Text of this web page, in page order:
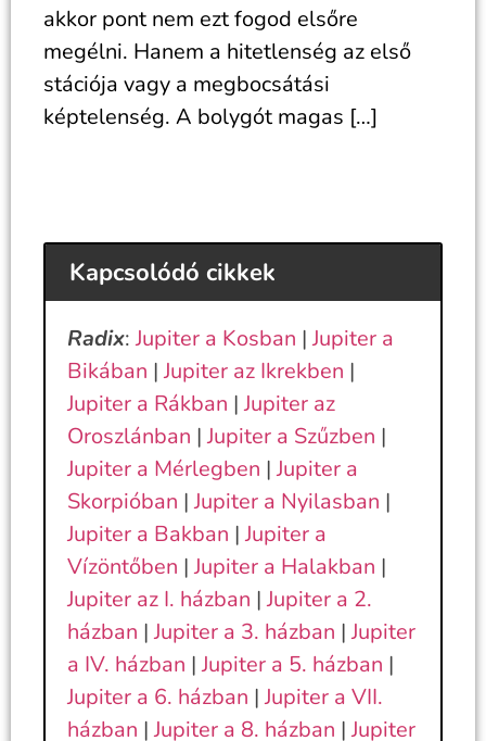
akkor pont nem ezt fogod elsőre
megélni. Hanem a hitetlenség az első
stációja vagy a megbocsátási
képtelenség. A bolygót magas […]
Kapcsolódó cikkek
Radix:Jupiter a Kosban |Jupiter a
Bikában |Jupiter az Ikrekben |
Jupiter a Rákban |Jupiter az
Oroszlánban |Jupiter a Szűzben |
Jupiter a Mérlegben |Jupiter a
Skorpióban |Jupiter a Nyilasban |
Jupiter a Bakban |Jupiter a
Vízöntőben |Jupiter a Halakban |
Jupiter az I. házban |Jupiter a 2.
házban |Jupiter a 3. házban |Jupiter
a IV. házban |Jupiter a 5. házban |
Jupiter a 6. házban |Jupiter a VII.
házban |Jupiter a 8. házban |Jupiter